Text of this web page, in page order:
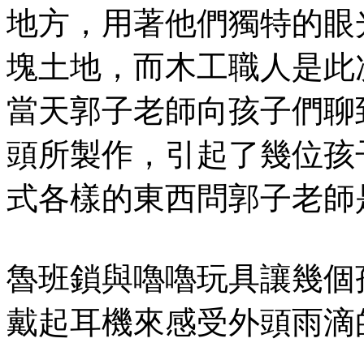
地方，用著他們獨特的
塊土地，而木工職人是
當天郭子老師向孩子們
頭所製作，引起了幾位
式各樣的東西問郭子老
魯班鎖與嚕嚕玩具讓幾
戴起耳機來感受外頭雨